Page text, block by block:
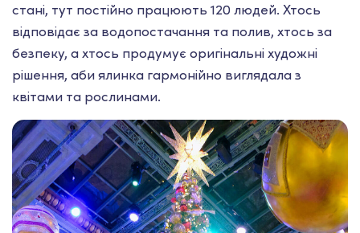
стані, тут постійно працюють 120 людей. Хтось
відповідає за водопостачання та полив, хтось за
безпеку, а хтось продумує оригінальні художні
рішення, аби ялинка гармонійно виглядала з
квітами та рослинами.